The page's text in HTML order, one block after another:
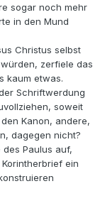
sogar noch mehr
in den Mund
Christus selbst
zerfiele das
kaum etwas.
Schriftwerdung
soweit
Kanon, andere,
dagegen nicht?
Paulus auf,
ein